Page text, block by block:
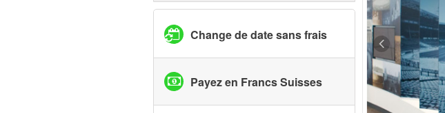
Change de date sans frais
Payez en Francs Suisses